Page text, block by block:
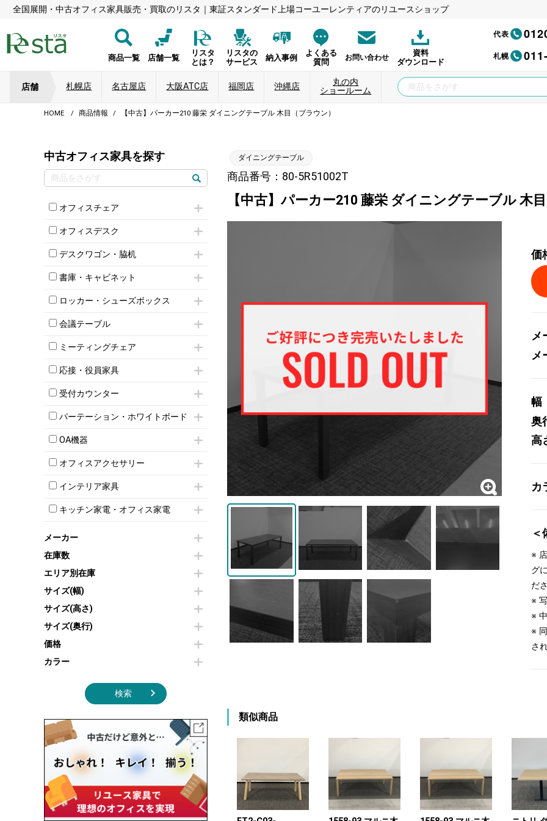
全国展開・中古オフィス家具販売・買取のリスタ｜東証スタンダード上場コーユーレンティアのリユースショップ
商品一覧 店舗一覧
リスタ
とは？
リスタの
サービス
納入事例
よくある
質問
お問い合わせ
資料
ダウンロード
代表
札幌
店舗 札幌店 名古屋店 大阪ATC店 福岡店 沖縄店
丸の内
ショールーム
HOME 商品情報 【中古】パーカー210 藤栄 ダイニングテーブル 木目（ブラウン）
中古オフィス家具を探す
オフィスチェア
肘付きチェア
肘無しチェア
役員チェア
オフィスチェアその他
オフィスデスク
片袖机
フリーアドレスデスク（ベンチデスク）
昇降デスク
両袖机
デスクワゴン・脇机
インワゴン2段
インワゴン3段
脇机
書庫・キャビネット
ハイキャビネット
ローキャビネット
両開きキャビネット
上下連結キャビネット
軽量ラック（スチールラック）
収納家具その他
オープン書庫
両開書庫
引き違い書庫
ロッカー・シューズボックス
1人用ロッカー
2人用ロッカー
3人用ロッカー
5人用ロッカー
8人用ロッカー
多人数ロッカー
シリンダー錠ロッカー
ダイヤル錠ロッカー
ボタン錠ロッカー
シューズロッカー・下駄箱
ロッカーその他
会議テーブル
ミーティングテーブル
スタッキングテーブル
ネスティングテーブル
カウンターテーブル
T字脚テーブル
会議テーブルW1200～
会議テーブルW1800～
折りたたみ会議テーブル
ハイテーブル
ミーティングチェア
キャスター付きミーティングチェア
スタッキングミーティングチェア
テーブル付きミーティングチェア
折りたたみミーティングチェア
ハイチェア
ミーティングチェアその他
応接・役員家具
応接セット
応接ソファ
応接チェア
応接・役員家具その他
受付カウンター
ハイカウンター
ローカウンター
ラウンジカウンター
パーテーション・ホワイトボード
パーテーション
自立タイプパーテーション
パーテーションその他
壁掛けホワイトボード
ホワイトボードその他
OA機器
iPad
電話機（ビジネスフォン）
シュレッダー
スクリーン
プリンター・コピー機
オフィスアクセサリー
チェア用台車
演台・講演台・演説台
防音パネル
コートハンガー・ポールハンガー
傘立て
食器棚・キッチンキャビネット
オフィスアクセサリーその他
インテリア家具
モールドチェア
ダイニングチェア
カウンターテーブル
センターテーブル・サイドテーブル
カフェテーブル
ソファ
シェルフ
ダストボックス（ゴミ箱）
インテリア家具その他
キッチン家電・オフィス家電
冷蔵庫・洗濯機
空気清浄機・加湿器
電子レンジ
液晶テレビ・モニター類
エアコン
照明機器
季節家電
その他キッチン家電・オフィス家電
メーカー
在庫数
エリア別在庫
サイズ(幅)
サイズ(高さ)
サイズ(奥行)
価格
カラー
検索
ダイニングテーブル
商品番号：80-5R51002T
【中古】パーカー210 藤栄 ダイニングテーブル 木
価
メ
メ
幅
奥
高
カ
＜
※
グ
だ
※
※
※
さ
類似商品